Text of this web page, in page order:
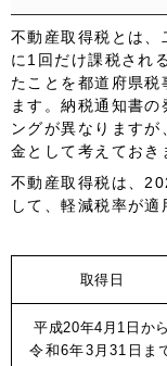
不動産取得税とは、
に 1回だけ課税され
たことを都道府県税
ます。納税通知書
ングが異なります
金として考えておき
不動産取得税は、
して、軽減税率が適
取得日
平成20年4月1日から
令和6年3月31日ま